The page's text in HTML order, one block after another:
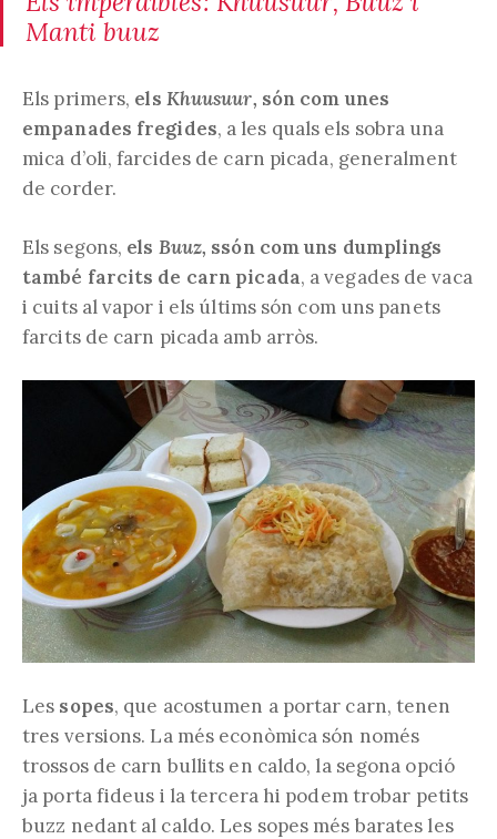
Manti buuz
Els primers, els Khuusuur, són com unes
empanades fregides, a les quals els sobra una
mica d’oli, farcides de carn picada, generalment
de corder.
Els segons, els Buuz, ssón com uns dumplings
també farcits de carn picada, a vegades de vaca
i cuits al vapor i els últims són com uns panets
farcits de carn picada amb arròs.
Les sopes, que acostumen a portar carn, tenen
tres versions. La més econòmica són només
trossos de carn bullits en caldo, la segona opció
ja porta fideus i la tercera hi podem trobar petits
buzz nedant al caldo. Les sopes més barates les